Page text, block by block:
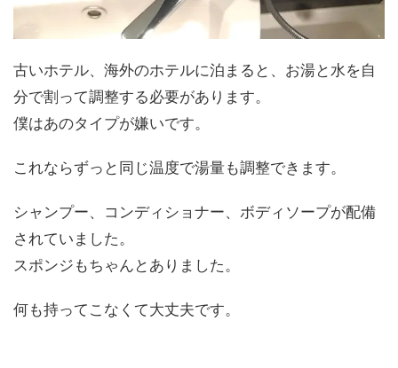
古いホテル、海外のホテルに泊まると、お湯と水を自
分で割って調整する必要があります。
僕はあのタイプが嫌いです。
これならずっと同じ温度で湯量も調整できます。
シャンプー、コンディショナー、ボディソープが配備
されていました。
スポンジもちゃんとありました。
何も持ってこなくて大丈夫です。